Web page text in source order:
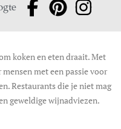
koken en eten draait. Met
met een passie voor
Restaurants die je niet mag
geweldige wijnadviezen.